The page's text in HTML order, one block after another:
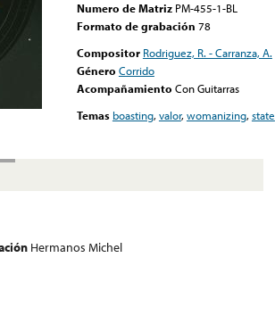
Numero de Matriz PM-455-1-BL
Formato de grabación 78
Compositor Rodriguez, R. - Carranza, A.
Género Corrido
Acompañamiento Con Guitarras
Temas boasting,valor,womanizing,state
Hermanos Michel